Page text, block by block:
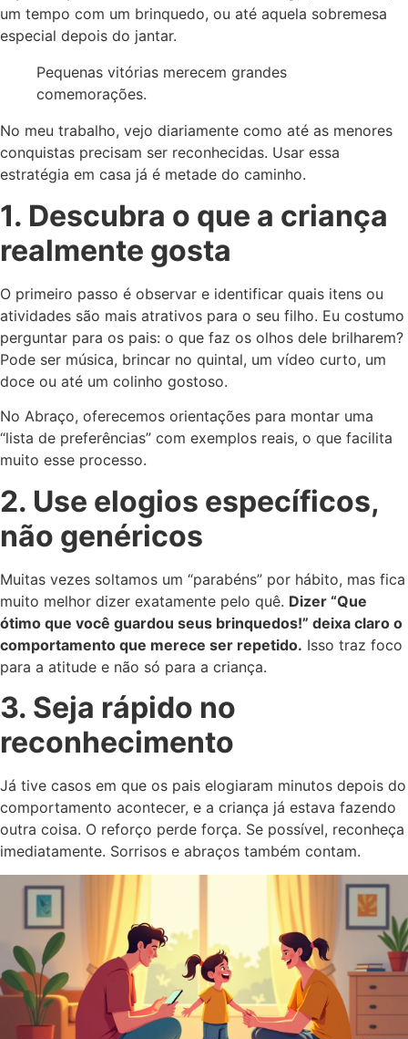
um tempo com um brinquedo, ou até aquela sobremesa
especial depois do jantar.
Pequenas vitórias merecem grandes
comemorações.
No meu trabalho, vejo diariamente como até as menores
conquistas precisam ser reconhecidas. Usar essa
estratégia em casa já é metade do caminho.
1. Descubra o que a criança
realmente gosta
O primeiro passo é observar e identificar quais itens ou
atividades são mais atrativos para o seu filho. Eu costumo
perguntar para os pais: o que faz os olhos dele brilharem?
Pode ser música, brincar no quintal, um vídeo curto, um
doce ou até um colinho gostoso.
No Abraço, oferecemos orientações para montar uma
“lista de preferências” com exemplos reais, o que facilita
muito esse processo.
2. Use elogios específicos,
não genéricos
Muitas vezes soltamos um “parabéns” por hábito, mas fica
muito melhor dizer exatamente pelo quê. Dizer “Que
ótimo que você guardou seus brinquedos!” deixa claro o
comportamento que merece ser repetido. Isso traz foco
para a atitude e não só para a criança.
3. Seja rápido no
reconhecimento
Já tive casos em que os pais elogiaram minutos depois do
comportamento acontecer, e a criança já estava fazendo
outra coisa. O reforço perde força. Se possível, reconheça
imediatamente. Sorrisos e abraços também contam.